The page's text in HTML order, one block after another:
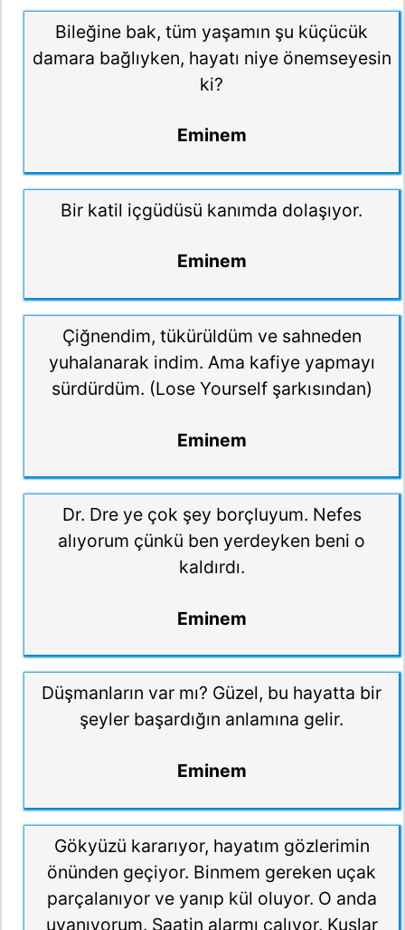
Bileğine bak, tüm yaşamın şu küçücük
damara bağlıyken, hayatı niye önemseyesin
ki?
Eminem
Bir katil içgüdüsü kanımda dolaşıyor.
Eminem
Çiğnendim, tükürüldüm ve sahneden
yuhalanarak indim. Ama kafiye yapmayı
sürdürdüm. (Lose Yourself şarkısından)
Eminem
Dr. Dre ye çok şey borçluyum. Nefes
alıyorum çünkü ben yerdeyken beni o
kaldırdı.
Eminem
Düşmanların var mı? Güzel, bu hayatta bir
şeyler başardığın anlamına gelir.
Eminem
Gökyüzü kararıyor, hayatım gözlerimin
önünden geçiyor. Binmem gereken uçak
parçalanıyor ve yanıp kül oluyor. O anda
uyanıyorum. Saatin alarmı çalıyor. Kuşlar